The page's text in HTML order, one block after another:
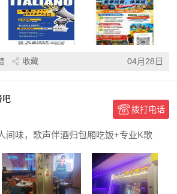
收藏 04月28日
吧
拨打电话
间味，歌声伴酒归包厢吃饭+专业K歌